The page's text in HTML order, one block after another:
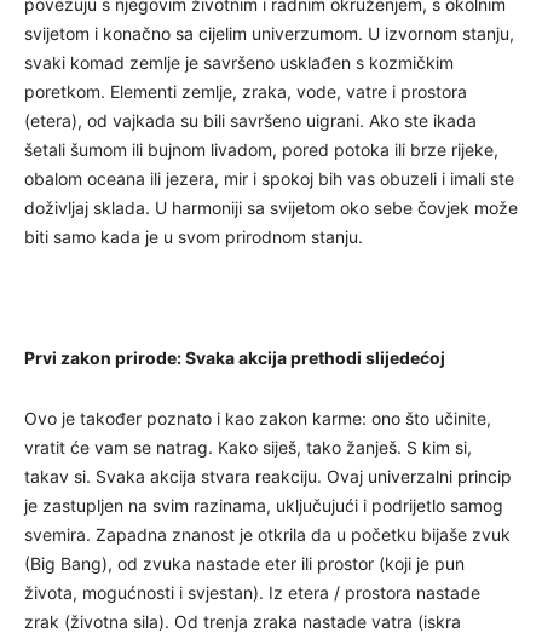
povezuju s njegovim životnim i radnim okruženjem, s okolnim
svijetom i konačno sa cijelim univerzumom. U izvornom stanju,
svaki komad zemlje je savršeno usklađen s kozmičkim
poretkom. Elementi zemlje, zraka, vode, vatre i prostora
(etera), od vajkada su bili savršeno uigrani. Ako ste ikada
šetali šumom ili bujnom livadom, pored potoka ili brze rijeke,
obalom oceana ili jezera, mir i spokoj bih vas obuzeli i imali ste
doživljaj sklada. U harmoniji sa svijetom oko sebe čovjek može
biti samo kada je u svom prirodnom stanju.
Prvi zakon prirode: Svaka akcija prethodi slijedećoj
Ovo je također poznato i kao zakon karme: ono što učinite,
vratit će vam se natrag. Kako siješ, tako žanješ. S kim si,
takav si. Svaka akcija stvara reakciju. Ovaj univerzalni princip
je zastupljen na svim razinama, uključujući i podrijetlo samog
svemira. Zapadna znanost je otkrila da u početku bijaše zvuk
(Big Bang), od zvuka nastade eter ili prostor (koji je pun
života, mogućnosti i svjestan). Iz etera / prostora nastade
zrak (životna sila). Od trenja zraka nastade vatra (iskra